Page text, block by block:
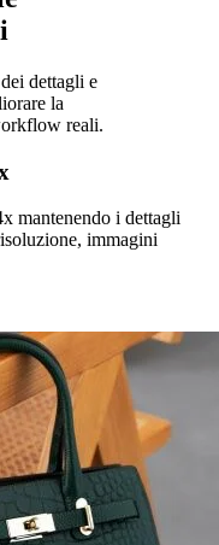
dettagli e
la
reali.
mantenendo i dettagli
immagini